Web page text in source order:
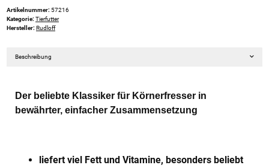
Artikelnummer: 57216
Kategorie: Tierfutter
Hersteller: Rudloff
Beschreibung
Der beliebte Klassiker für Körnerfresser in
bewährter, einfacher Zusammensetzung
liefert viel Fett und Vitamine, besonders beliebt